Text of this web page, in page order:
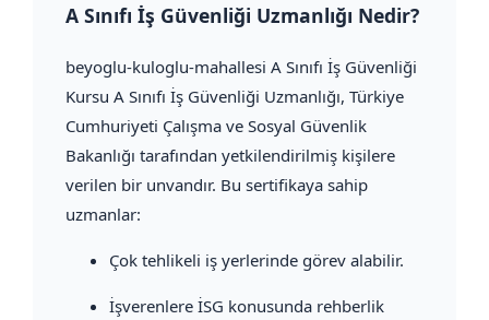
A Sınıfı İş Güvenliği Uzmanlığı Nedir?
beyoglu-kuloglu-mahallesi A Sınıfı İş Güvenliği
Kursu A Sınıfı İş Güvenliği Uzmanlığı, Türkiye
Cumhuriyeti Çalışma ve Sosyal Güvenlik
Bakanlığı tarafından yetkilendirilmiş kişilere
verilen bir unvandır. Bu sertifikaya sahip
uzmanlar:
Çok tehlikeli iş yerlerinde görev alabilir.
İşverenlere İSG konusunda rehberlik